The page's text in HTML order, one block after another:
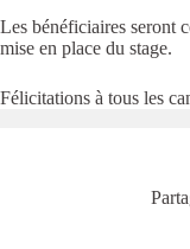
Les bénéficiaires seront
mise en place du stage.
Félicitations à tous les